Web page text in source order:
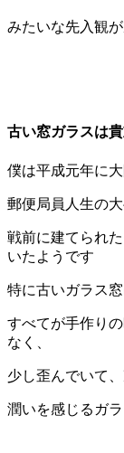
みたいな先入観
古い窓ガラスは
僕は平成元年に
郵便局員人生の
戦前に建てられ
いたようです
特に古いガラス
すべてが手作り
なく、
少し歪んでいて
潤いを感じるガ